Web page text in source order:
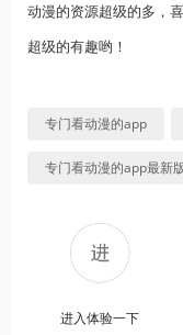
动漫的资源超级的多，
超级的有趣哟！
专门看动漫的app
专门看动漫的app最新
进入体验一下